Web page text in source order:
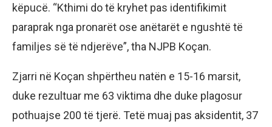
këpucë. “Kthimi do të kryhet pas identifikimit
paraprak nga pronarët ose anëtarët e ngushtë të
familjes së të ndjerëve”, tha NJPB Koçan.
Zjarri në Koçan shpërtheu natën e 15-16 marsit,
duke rezultuar me 63 viktima dhe duke plagosur
pothuajse 200 të tjerë. Tetë muaj pas aksidentit, 37